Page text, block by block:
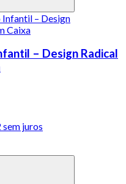
– Design Radical
sem juros